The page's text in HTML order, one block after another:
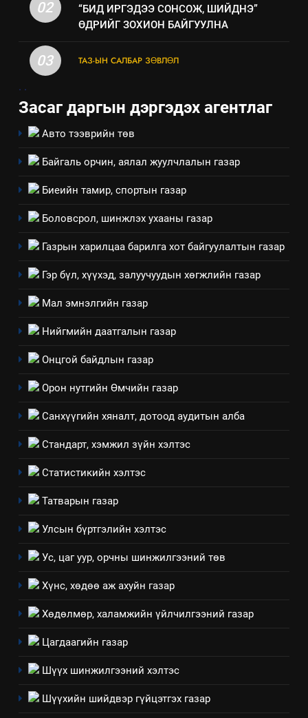
02
“БИД ИРГЭДЭЭ СОНСОЖ, ШИЙДНЭ”
ӨДРИЙГ ЗОХИОН БАЙГУУЛНА
03 ТАЗ-ЫН САЛБАР ЗӨВЛӨЛ
. .
Засаг даргын дэргэдэх агентлаг
Авто тээврийн төв
Байгаль орчин, аялал жуулчлалын газар
Биеийн тамир, спортын газар
Боловсрол, шинжлэх ухааны газар
Газрын харилцаа барилга хот байгуулалтын газар
Гэр бүл, хүүхэд, залуучуудын хөгжлийн газар
Мал эмнэлгийн газар
Нийгмийн даатгалын газар
Онцгой байдлын газар
Орон нутгийн Өмчийн газар
Санхүүгийн хяналт, дотоод аудитын алба
Стандарт, хэмжил зүйн хэлтэс
Статистикийн хэлтэс
Татварын газар
Улсын бүртгэлийн хэлтэс
Ус, цаг уур, орчны шинжилгээний төв
Хүнс, хөдөө аж ахуйн газар
Хөдөлмөр, халамжийн үйлчилгээний газар
Цагдаагийн газар
Шүүх шинжилгээний хэлтэс
Шүүхийн шийдвэр гүйцэтгэх газар
5
салбар зөвлөл” аяны хүрээнд
зохион байгуулах арга
ТАЗ-ЫН САЛБАР ЗӨВЛӨЛ
Санхүүгийн тайланд хийсэн
ИЛ ТОД БАЙДАЛ
Үйл ажиллагаандаа мөрдөж
байгаа хууль тогтоомж
8
явуулж байгаа үйл ажиллагаа,
технологийн хүн, мал, амьтны
үзүүлэх буюу үзүүлж байгаа
мэдээлэл
1
долоо хоног-2025
НЭЭЛТТЭЙ ЗАСГИЙН ТҮНШЛЭЛ
2
“БИД ИРГЭДЭЭ СОНСОЖ,
БАЙГУУЛНА
ЗАР ТАЗ-ЫН САЛБАР ЗӨВЛӨЛ